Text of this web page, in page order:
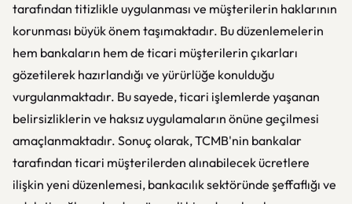
tarafından titizlikle uygulanması ve müşterilerin haklarının
korunması büyük önem taşımaktadır. Bu düzenlemelerin
hem bankaların hem de ticari müşterilerin çıkarları
gözetilerek hazırlandığı ve yürürlüğe konulduğu
vurgulanmaktadır. Bu sayede, ticari işlemlerde yaşanan
belirsizliklerin ve haksız uygulamaların önüne geçilmesi
amaçlanmaktadır. Sonuç olarak, TCMB'nin bankalar
tarafından ticari müşterilerden alınabilecek ücretlere
ilişkin yeni düzenlemesi, bankacılık sektöründe şeffaflığı ve